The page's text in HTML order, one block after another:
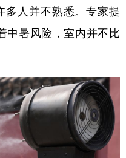
银龄 溯源中国
能源 会展
时尚 悦读
多人并不熟悉。专家提
中暑风险，室内并不比